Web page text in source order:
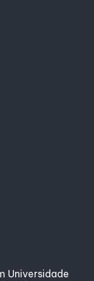
Universidade